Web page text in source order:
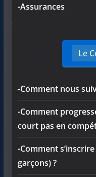
-Assurances
Le
-Comment nous
-Comment
court pas en
-Comment
garçons) ?